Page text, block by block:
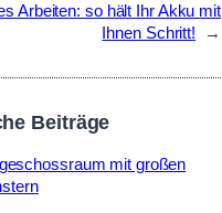
Arbeiten: so hält Ihr Akku mit
Ihnen Schritt!
→
Beiträge